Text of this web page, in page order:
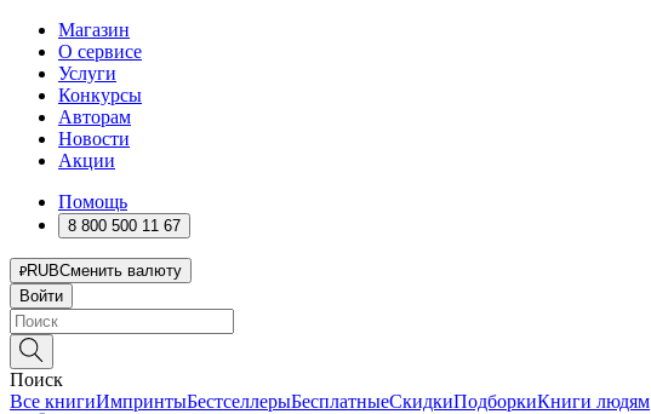
Магазин
О сервисе
Услуги
Конкурсы
Авторам
Новости
Акции
Помощь
8 800 500 11 67
RUBСменить валюту
Войти
Поиск
Все книгиИмпринтыБестселлерыБесплатныеСкидкиПодборкиКниги людям